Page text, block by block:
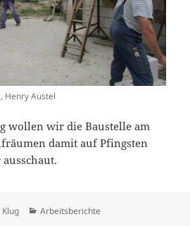
Henry Austel
wollen wir die Baustelle am
damit auf Pfingsten
Klug Kategorien
Arbeitsberichte